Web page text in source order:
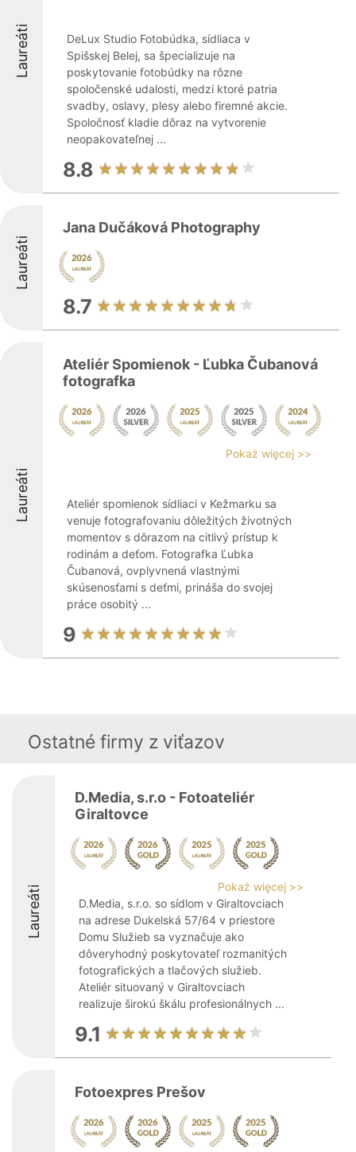
Laureáti
DeLux Studio Fotobúdka, sídliaca v
Spišskej Belej, sa špecializuje na
poskytovanie fotobúdky na rôzne
spoločenské udalosti, medzi ktoré patria
svadby, oslavy, plesy alebo firemné akcie.
Spoločnosť kladie dôraz na vytvorenie
neopakovateľnej ...
8.8
Laureáti
Jana Dučáková Photography
8.7
Laureáti
Ateliér Spomienok - Ľubka Čubanová
fotografka
Pokaż więcej >>
Ateliér spomienok sídliaci v Kežmarku sa
venuje fotografovaniu dôležitých životných
momentov s dôrazom na citlivý prístup k
rodinám a deťom. Fotografka Ľubka
Čubanová, ovplyvnená vlastnými
skúsenosťami s deťmi, prináša do svojej
práce osobitý ...
9
Ostatné firmy z viťazov
Laureáti
D.Media, s.r.o - Fotoateliér
Giraltovce
Pokaż więcej >>
D.Media, s.r.o. so sídlom v Giraltovciach
na adrese Dukelská 57/64 v priestore
Domu Služieb sa vyznačuje ako
dôveryhodný poskytovateľ rozmanitých
fotografických a tlačových služieb.
Ateliér situovaný v Giraltovciach
realizuje širokú škálu profesionálnych ...
9.1
Fotoexpres Prešov